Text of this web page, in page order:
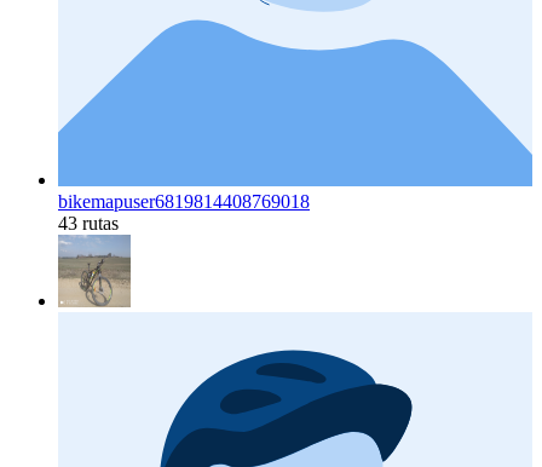
bikemapuser6819814408769018
43 rutas